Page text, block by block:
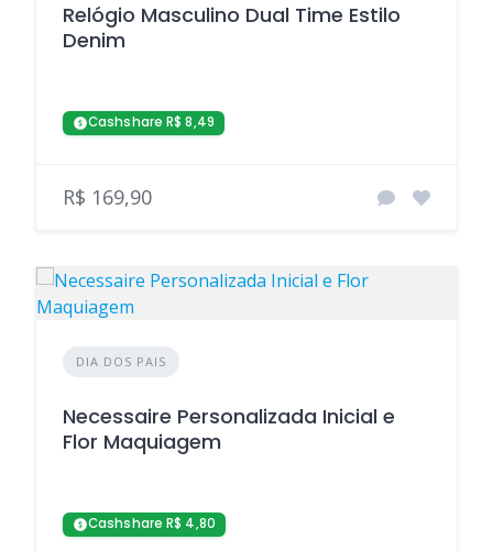
Relógio Masculino Dual Time Estilo
Denim
Cashshare R$ 8,49
R$ 169,90
DIA DOS PAIS
Necessaire Personalizada Inicial e
Flor Maquiagem
Cashshare R$ 4,80